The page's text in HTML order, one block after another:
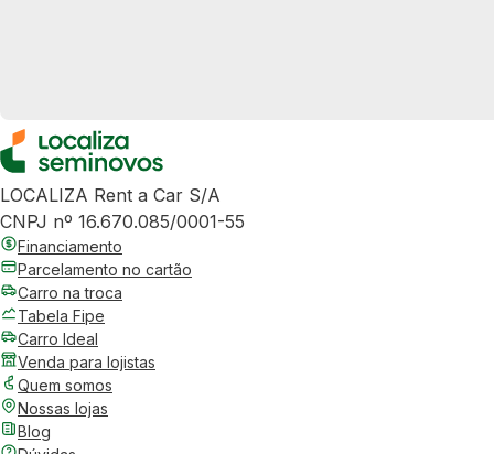
LOCALIZA Rent a Car S/A
CNPJ nº 16.670.085/0001-55
Financiamento
Parcelamento no cartão
Carro na troca
Tabela Fipe
Carro Ideal
Venda para lojistas
Quem somos
Nossas lojas
Blog